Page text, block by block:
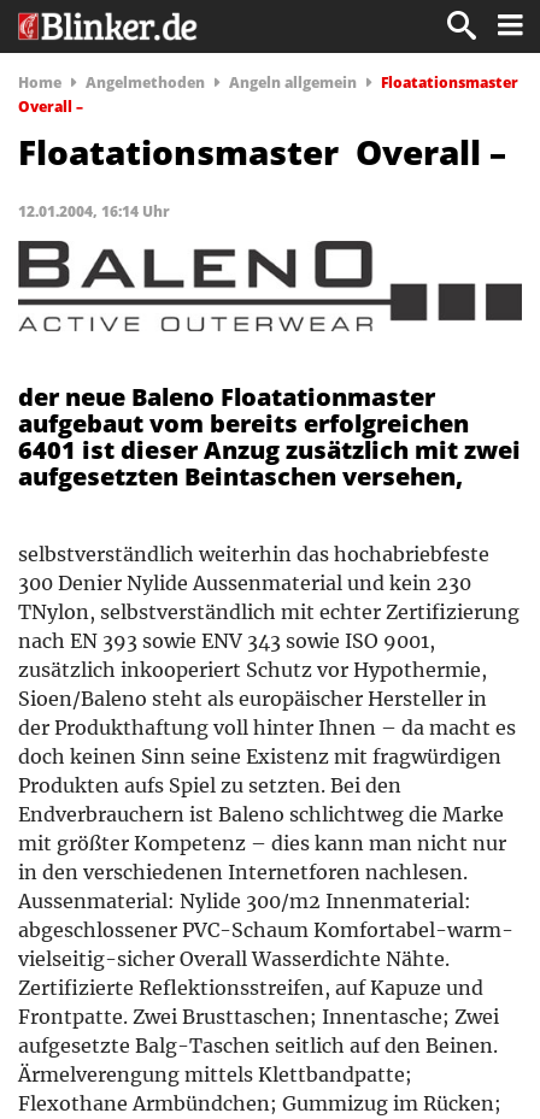
Home Angelmethoden Angeln allgemein
Floatationsmaster 
Overall –
Floatationsmaster  Overall –
12.01.2004, 16:14 Uhr
der neue Baleno Floatationmaster
aufgebaut vom bereits erfolgreichen
6401 ist dieser Anzug zusätzlich mit zwei
aufgesetzten Beintaschen versehen,
selbstverständlich weiterhin das hochabriebfeste
300 Denier Nylide Aussenmaterial und kein 230
TNylon, selbstverständlich mit echter Zertifizierung
nach EN 393 sowie ENV 343 sowie ISO 9001,
zusätzlich inkooperiert Schutz vor Hypothermie,
Sioen/Baleno steht als europäischer Hersteller in
der Produkthaftung voll hinter Ihnen – da macht es
doch keinen Sinn seine Existenz mit fragwürdigen
Produkten aufs Spiel zu setzten. Bei den
Endverbrauchern ist Baleno schlichtweg die Marke
mit größter Kompetenz – dies kann man nicht nur
in den verschiedenen Internetforen nachlesen.
Aussenmaterial: Nylide 300/m2 Innenmaterial:
abgeschlossener PVC-Schaum Komfortabel-warm-
vielseitig-sicher Overall Wasserdichte Nähte.
Zertifizierte Reflektionsstreifen, auf Kapuze und
Frontpatte. Zwei Brusttaschen; Innentasche; Zwei
aufgesetzte Balg-Taschen seitlich auf den Beinen.
Ärmelverengung mittels Klettbandpatte;
Flexothane Armbündchen; Gummizug im Rücken;